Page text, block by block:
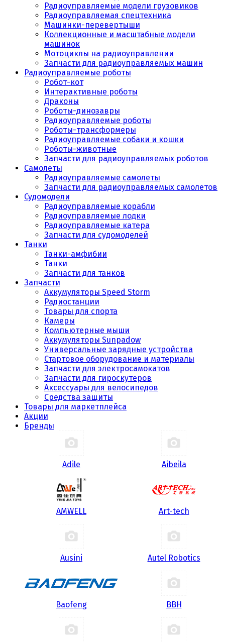
Радиоуправляемые модели грузовиков
Радиоуправляемая спецтехника
Машинки-перевертыши
Коллекционные и масштабные модели
машинок
Мотоциклы на радиоуправлении
Запчасти для радиоуправляемых машин
Радиоуправляемые роботы
Робот-кот
Интерактивные роботы
Драконы
Роботы-динозавры
Радиоуправляемые роботы
Роботы-трансформеры
Радиоуправляемые собаки и кошки
Роботы-животные
Запчасти для радиоуправляемых роботов
Самолеты
Радиоуправляемые самолеты
Запчасти для радиоуправляемых самолетов
Судомодели
Радиоуправляемые корабли
Радиоуправляемые лодки
Радиоуправляемые катера
Запчасти для судомоделей
Танки
Танки-амфибии
Танки
Запчасти для танков
Запчасти
Аккумуляторы Speed Storm
Радиостанции
Товары для спорта
Камеры
Компьютерные мыши
Аккумуляторы Sunpadow
Универсальные зарядные устройства
Стартовое оборудование и материалы
Запчасти для электросамокатов
Запчасти для гироскутеров
Аксессуары для велосипедов
Средства защиты
Товары для маркетплейса
Акции
Бренды
Adile Aibeila
AMWELL Art-tech
Ausini Autel Robotics
Baofeng BBH